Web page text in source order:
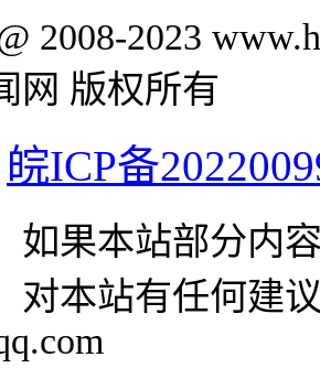
2008-2023
网 版权所有
皖ICP备
如果本站部分内
对本站有任何建